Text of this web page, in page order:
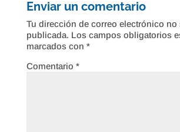
Enviar un comentario
Tu dirección de correo electrónico no
publicada. Los campos obligatorios
marcados con *
Comentario *